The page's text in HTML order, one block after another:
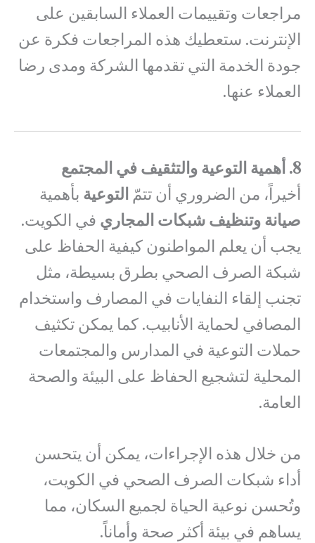
مراجعات وتقييمات العملاء السابقين على
الإنترنت. ستعطيك هذه المراجعات فكرة عن
جودة الخدمة التي تقدمها الشركة ومدى رضا
العملاء عنها.
8. أهمية التوعية والتثقيف في المجتمع
أخيراً، من الضروري أن تتمّ التوعية بأهمية
صيانة وتنظيف شبكات المجاري في الكويت.
يجب أن يعلم المواطنون كيفية الحفاظ على
شبكة الصرف الصحي بطرق بسيطة، مثل
تجنب إلقاء النفايات في المصارف واستخدام
المصافي لحماية الأنابيب. كما يمكن تكثيف
حملات التوعية في المدارس والمجتمعات
المحلية لتشجيع الحفاظ على البيئة والصحة
العامة.
من خلال هذه الإجراءات، يمكن أن يتحسن
أداء شبكات الصرف الصحي في الكويت،
وتُحسن نوعية الحياة لجميع السكان، مما
يساهم في بيئة أكثر صحة وأماناً.